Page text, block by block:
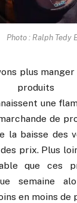
Photo : Ralph Tedy
plus
une
de
la baisse des
prix. Plus
que ces
semaine
en moins de